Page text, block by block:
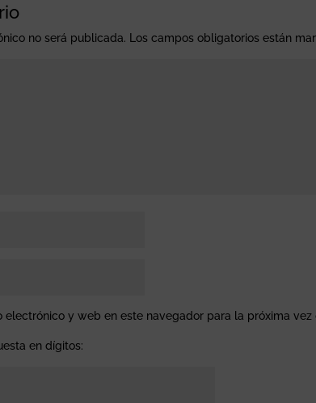
no será publicada. Los campos obligatorios están
electrónico y web en este navegador para la próxima vez
en dígitos: